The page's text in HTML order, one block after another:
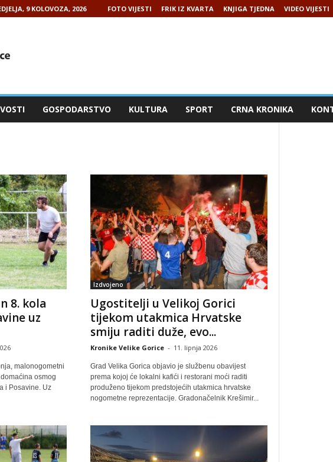
9 KOLOVOZA, 2026 FOTO VIJESTI FRIK IZ KVARTA KNJIGA TJEDNA VIDEO VIJESTI
GOSPODARSTVO KULTURA SPORT CRNA KRONIKA
8. kola
uz
malonogometni
osmog
i Posavine. Uz
Izdvojeno
Ugostitelji u Velikoj Gorici
tijekom utakmica Hrvatske
smiju raditi duže, evo...
Kronike Velike Gorice - 11. lipnja 2026
Grad Velika Gorica objavio je službenu obavijest
prema kojoj će lokalni kafići i restorani moći raditi
produženo tijekom predstojećih utakmica hrvatske
nogometne reprezentacije. Gradonačelnik Krešimir...